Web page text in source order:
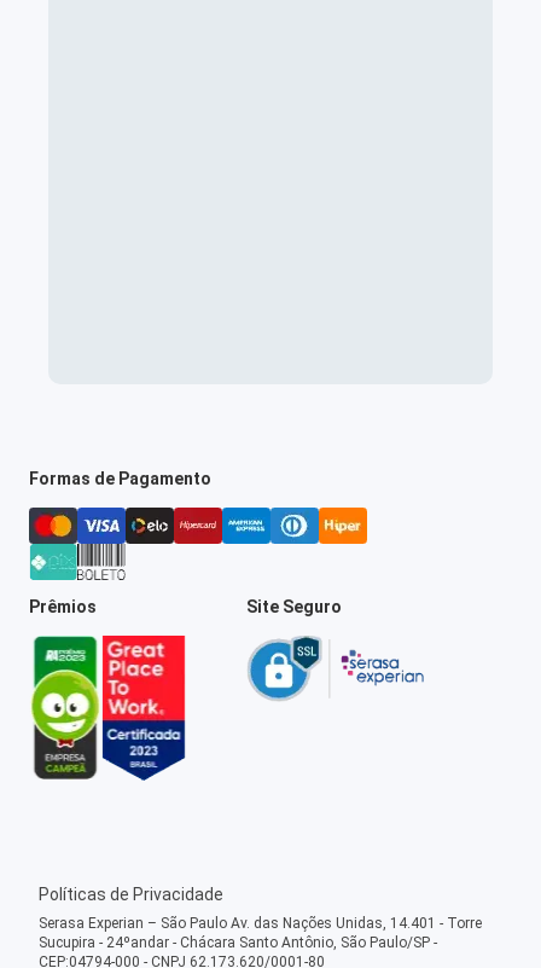
Formas de Pagamento
Prêmios Site Seguro
Políticas de Privacidade
Serasa Experian – São Paulo Av. das Nações Unidas, 14.401 - Torre
Sucupira - 24ºandar - Chácara Santo Antônio, São Paulo/SP -
CEP:04794-000 - CNPJ 62.173.620/0001-80